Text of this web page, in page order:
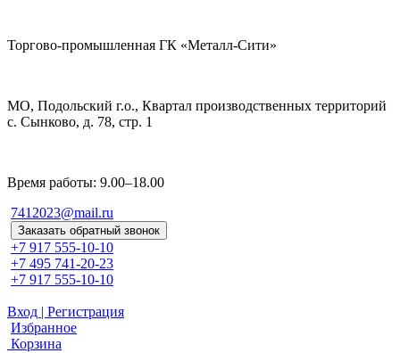
Торгово-промышленная ГК «Металл-Сити»
МО, Подольский г.о., Квартал производственных территорий
с. Сынково, д. 78, стр. 1
Время работы: 9.00–18.00
7412023@mail.ru
Заказать обратный звонок
+7 917 555-10-10
+7 495 741-20-23
+7 917 555-10-10
Вход | Регистрация
Избранное
Корзина